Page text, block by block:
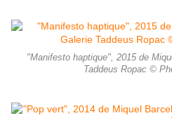
"Manifesto haptique", 2015 de
Taddeus Ropac ©